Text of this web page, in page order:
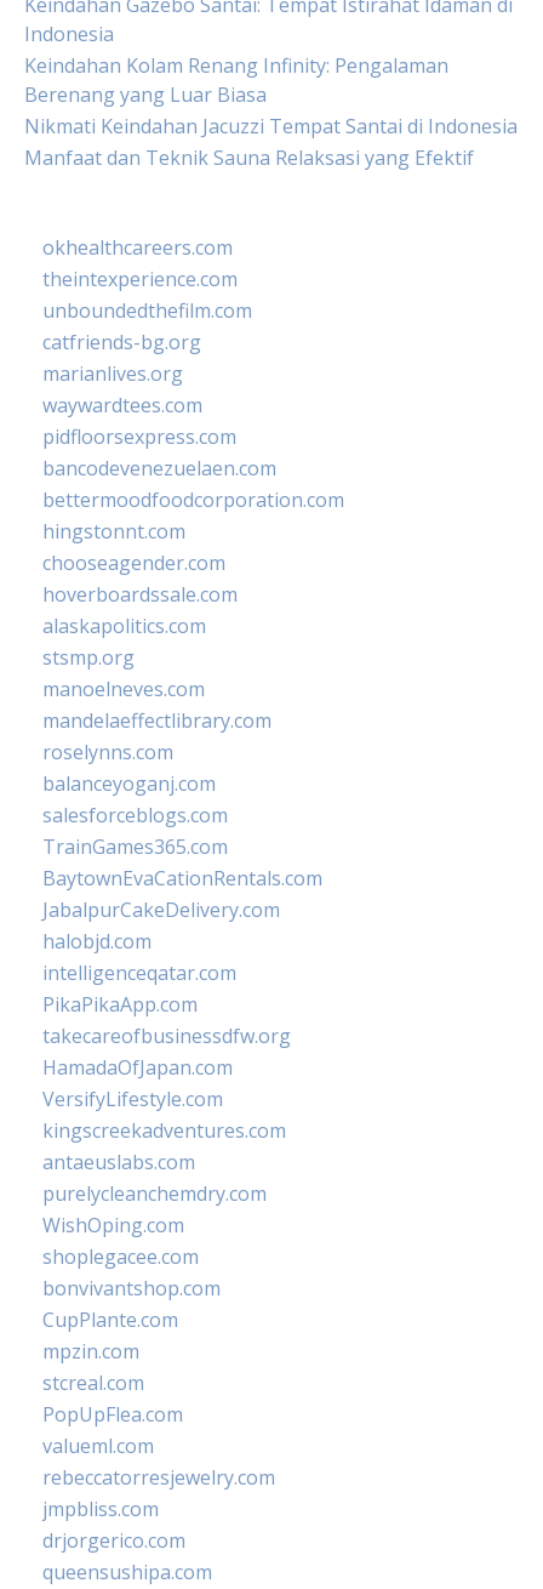
Indonesia
Keindahan Kolam Renang Infinity: Pengalaman
Berenang yang Luar Biasa
Nikmati Keindahan Jacuzzi Tempat Santai di Indonesia
Manfaat dan Teknik Sauna Relaksasi yang Efektif
okhealthcareers.com
theintexperience.com
unboundedthefilm.com
catfriends-bg.org
marianlives.org
waywardtees.com
pidfloorsexpress.com
bancodevenezuelaen.com
bettermoodfoodcorporation.com
hingstonnt.com
chooseagender.com
hoverboardssale.com
alaskapolitics.com
stsmp.org
manoelneves.com
mandelaeffectlibrary.com
roselynns.com
balanceyoganj.com
salesforceblogs.com
TrainGames365.com
BaytownEvaCationRentals.com
JabalpurCakeDelivery.com
halobjd.com
intelligenceqatar.com
PikaPikaApp.com
takecareofbusinessdfw.org
HamadaOfJapan.com
VersifyLifestyle.com
kingscreekadventures.com
antaeuslabs.com
purelycleanchemdry.com
WishOping.com
shoplegacee.com
bonvivantshop.com
CupPlante.com
mpzin.com
stcreal.com
PopUpFlea.com
valueml.com
rebeccatorresjewelry.com
jmpbliss.com
drjorgerico.com
queensushipa.com